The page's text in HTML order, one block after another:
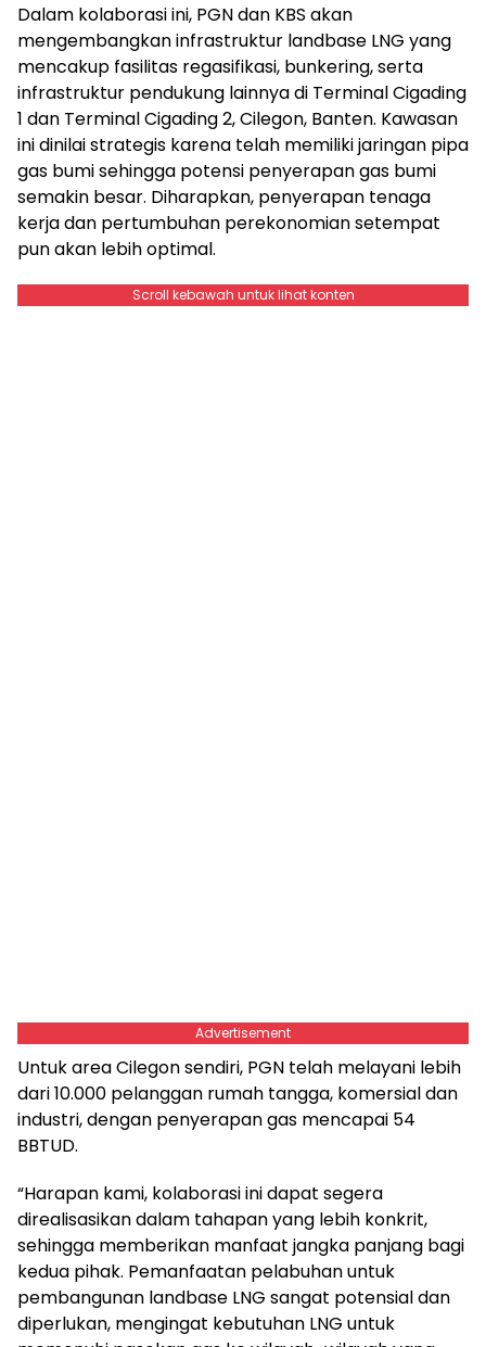
Dalam kolaborasi ini, PGN dan KBS akan
mengembangkan infrastruktur landbase LNG yang
mencakup fasilitas regasifikasi, bunkering, serta
infrastruktur pendukung lainnya di Terminal Cigading
1 dan Terminal Cigading 2, Cilegon, Banten. Kawasan
ini dinilai strategis karena telah memiliki jaringan pipa
gas bumi sehingga potensi penyerapan gas bumi
semakin besar. Diharapkan, penyerapan tenaga
kerja dan pertumbuhan perekonomian setempat
pun akan lebih optimal.
Scroll kebawah untuk lihat konten
Advertisement
Untuk area Cilegon sendiri, PGN telah melayani lebih
dari 10.000 pelanggan rumah tangga, komersial dan
industri, dengan penyerapan gas mencapai 54
BBTUD.
“Harapan kami, kolaborasi ini dapat segera
direalisasikan dalam tahapan yang lebih konkrit,
sehingga memberikan manfaat jangka panjang bagi
kedua pihak. Pemanfaatan pelabuhan untuk
pembangunan landbase LNG sangat potensial dan
diperlukan, mengingat kebutuhan LNG untuk